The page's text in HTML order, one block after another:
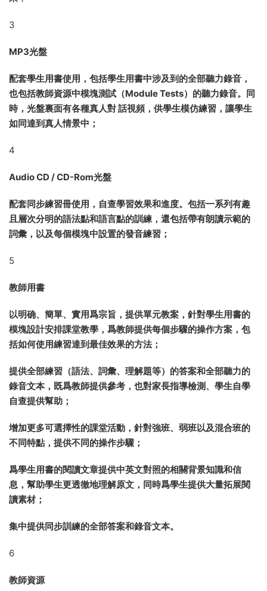
插的文化體驗（Culture in Mind）、文學體驗（Literature in
Mind）、小說體驗（Fiction in Mind）可以讓學生領略不同的
時，提高青少年的個人修養。
2
同步練習冊
内容包括與學生用書單元進度同步的語法、詞彙練習和語言能
力訓練；另外，還特别設計了Study help 和 Tips 環節，爲學生
外，每單元還包括一個單元小測試，快速檢測學生的學習成
果 ；
也包括教師資源中模塊測試（Module Tests）的聽力錄音。同
時，光盤裏面有各種真人對 話視頻，供學生模仿練習，讓學生
如同達到真人情景中；
4
Audio CD / CD-Rom光盤
配套同步練習冊使用，自查學習效果和進度。包括一系列有趣
且層次分明的語法點和語言點的訓練，還包括帶有朗讀示範的
5
教師用書
以明确、簡單、實用爲宗旨，提供單元教案，針對學生用書的
模塊設計安排課堂教學，爲教師提供每個步驟的操作方案，包